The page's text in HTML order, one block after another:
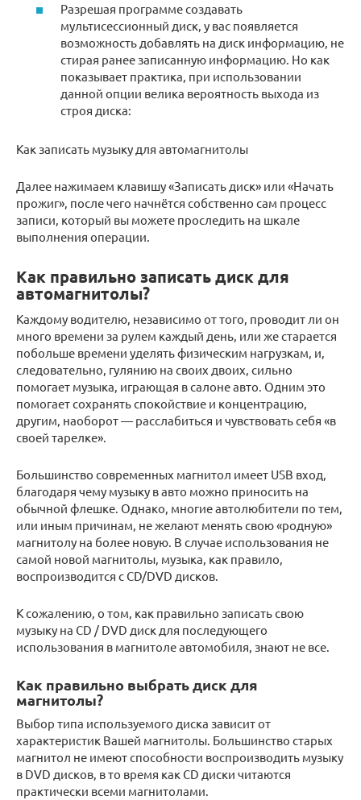
Разрешая программе создавать
мультисессионный диск, у вас появляется
возможность добавлять на диск информацию, не
стирая ранее записанную информацию. Но как
показывает практика, при использовании
данной опции велика вероятность выхода из
строя диска:
Как записать музыку для автомагнитолы
Далее нажимаем клавишу «Записать диск» или «Начать
прожиг», после чего начнётся собственно сам процесс
записи, который вы можете проследить на шкале
выполнения операции.
Как правильно записать диск для
автомагнитолы?
Каждому водителю, независимо от того, проводит ли он
много времени за рулем каждый день, или же старается
побольше времени уделять физическим нагрузкам, и,
следовательно, гулянию на своих двоих, сильно
помогает музыка, играющая в салоне авто. Одним это
помогает сохранять спокойствие и концентрацию,
другим, наоборот — расслабиться и чувствовать себя «в
своей тарелке».
Большинство современных магнитол имеет USB вход,
благодаря чему музыку в авто можно приносить на
обычной флешке. Однако, многие автолюбители по тем,
или иным причинам, не желают менять свою «родную»
магнитолу на более новую. В случае использования не
самой новой магнитолы, музыка, как правило,
воспроизводится с CD/DVD дисков.
К сожалению, о том, как правильно записать свою
музыку на CD / DVD диск для последующего
использования в магнитоле автомобиля, знают не все.
Как правильно выбрать диск для
магнитолы?
Выбор типа используемого диска зависит от
характеристик Вашей магнитолы. Большинство старых
магнитол не имеют способности воспроизводить музыку
в DVD дисков, в то время как CD диски читаются
практически всеми магнитолами.